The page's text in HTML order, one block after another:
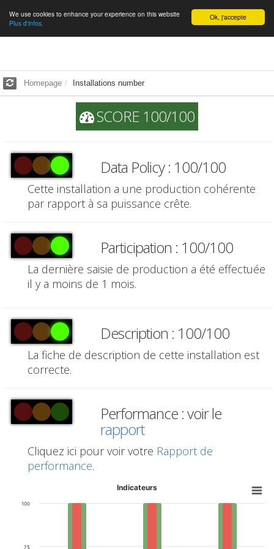
English Ok, j'accepte
We use cookies to enhance your experience on this website
Plus d'infos.
Homepage Installations number
SCORE 100/100
Data Policy : 100/100
Cette installation a une production cohérente
par rapport à sa puissance crête.
Participation : 100/100
La dernière saisie de production a été effectuée
il y a moins de 1 mois.
Description : 100/100
La fiche de description de cette installation est
correcte.
Performance : voir le
rapport
Cliquez ici pour voir votre Rapport de
performance.
Indicateurs
75
100